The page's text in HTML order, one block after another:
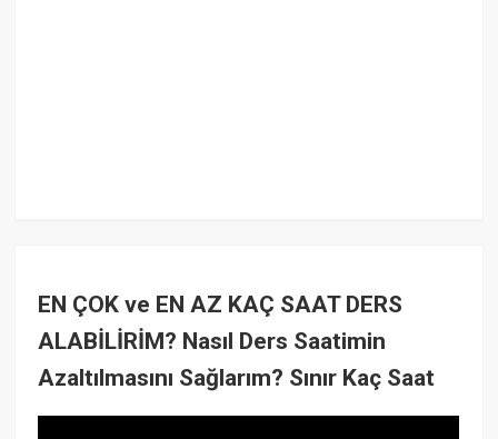
EN ÇOK ve EN AZ KAÇ SAAT DERS
ALABİLİRİM? Nasıl Ders Saatimin
Azaltılmasını Sağlarım? Sınır Kaç Saat